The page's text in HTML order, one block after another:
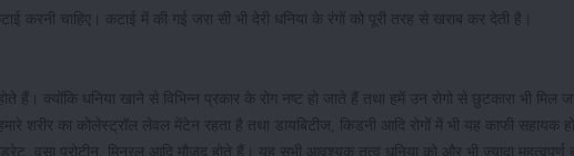
करनी चाहिए। कटाई में की गई जरा सी भी देरी धनिया के रंगों को पूरी तरह से खराब कर देती है।
हैं। क्योंकि धनिया खाने से विभिन्न प्रकार के रोग नष्ट हो जाते हैं तथा हमें उन रोगो से छुटकारा भी मिल
शरीर का कोलेस्ट्रॉल लेवल मेंटेन रहता है तथा डायबिटीज, किडनी आदि रोगों में भी यह काफी सहायक
वसा प्रोटीन, मिनरल आदि मौजूद होते हैं। यह सभी आवश्यक तत्व धनिया को और भी ज्यादा महत्वपूर्ण